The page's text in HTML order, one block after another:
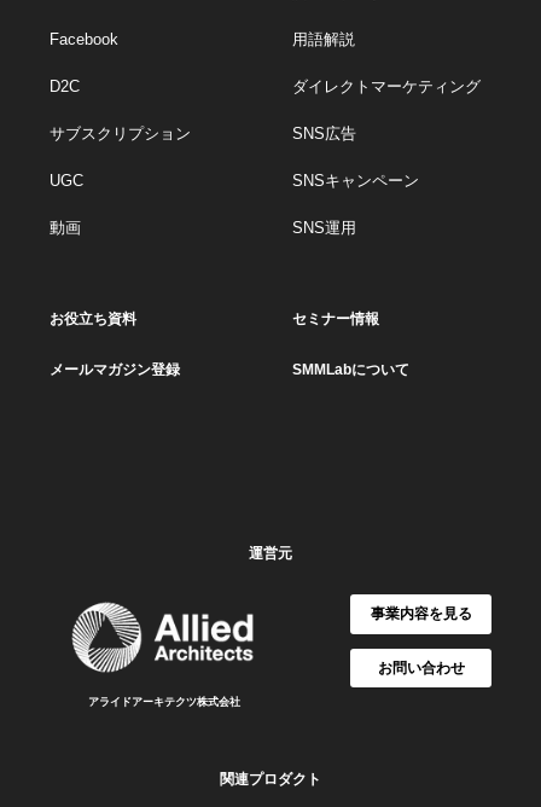
Facebook
D2C
サブスクリプション
UGC
動画
用語解説
ダイレクトマーケティング
SNS広告
SNSキャンペーン
SNS運用
お役立ち資料 セミナー情報
メールマガジン登録 SMMLabについて
運営元
アライドアーキテクツ株式会社
事業内容を見る
お問い合わせ
関連プロダクト